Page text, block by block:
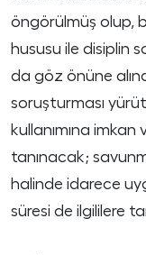
öngörülmüş olup,
hususu ile disiplin
da göz önüne
soruşturması
kullanımına
tanınacak;
halinde idarece
süresi de ilgililere